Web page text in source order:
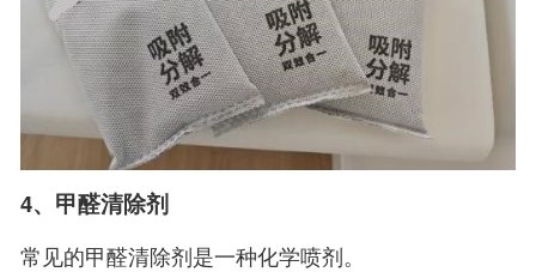
4、甲醛清除剂
常见的甲醛清除剂是一种化学喷剂。